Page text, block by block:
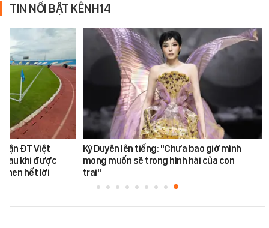
TIN NỔI BẬT KÊNH14
ĐT Việt
sau khi được
hết lời
Kỳ Duyên lên tiếng: "Chưa bao giờ mình
mong muốn sẽ trong hình hài của con
trai"